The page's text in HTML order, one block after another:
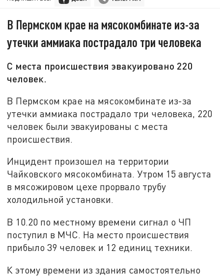
В Пермском крае на мясокомбинате из-за
утечки аммиака пострадало три человека
С места происшествия эвакуировано 220
человек.
В Пермском крае на мясокомбинате из-за
утечки аммиака пострадало три человека, 220
человек были эвакуированы с места
происшествия.
Инцидент произошел на территории
Чайковского мясокомбината. Утром 15 августа
в мясожировом цехе прорвало трубу
холодильной установки.
В 10.20 по местному времени сигнал о ЧП
поступил в МЧС. На место происшествия
прибыло 39 человек и 12 единиц техники.
К этому времени из здания самостоятельно